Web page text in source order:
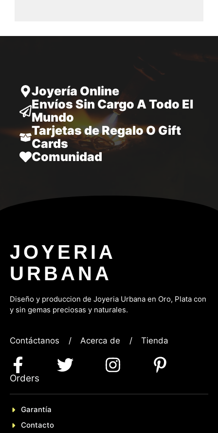
hasta
Joyería Online
Envíos Sin Cargo A Todo El
Mundo
Tarjetas de Regalo O Gift
Cards
Comunidad
JOYERIA
URBANA
Diseño y produccion de Joyeria Urbana en Oro, Plata con
y sin gemas preciosas y naturales.
Contáctanos / Acerca de / Tienda
Orders
Garantía
Contacto